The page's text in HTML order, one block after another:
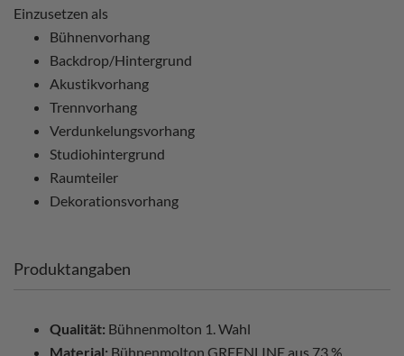
Einzusetzen als
Bühnenvorhang
Backdrop/Hintergrund
Akustikvorhang
Trennvorhang
Verdunkelungsvorhang
Studiohintergrund
Raumteiler
Dekorationsvorhang
Produktangaben
Qualität: Bühnenmolton 1. Wahl
Material: Bühnenmolton GREENLINE aus 73 %